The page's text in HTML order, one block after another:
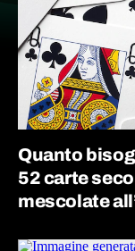
Quanto
52 carte
mescolate